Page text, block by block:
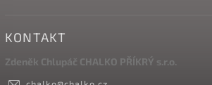
KONTAKT
Zdeněk Chlupáč CHALKO PŘÍKRÝ s.r.o.